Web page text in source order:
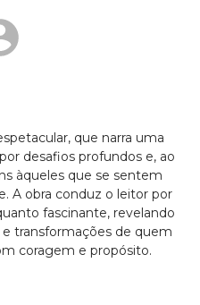
que narra uma
desafios profundos e, ao
àqueles que se sentem
A obra conduz o leitor por
fascinante, revelando
transformações de quem
coragem e propósito.